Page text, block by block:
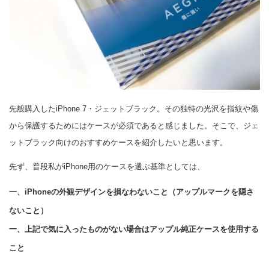
先般購入したiPhone 7・ジェットブラック。その独特の光沢を指紋や傷
から保護するためにはケースが必須であると感じました。そこで、ジェ
ットブラック向けのおすすめケースを紹介したいと思います。
先ず、普段私がiPhone用のケースを選ぶ基準としては、
一、iPhoneの外観デザインを損なわないこと（アップルマークを隠さ
ないこと）
一、上記で気に入ったものがない場合はアップル純正ケースを使用する
こと